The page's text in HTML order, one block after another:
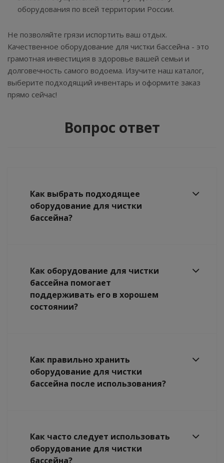
оборудования по всей территории России.
Не позволяйте грязи испортить ваш отдых.
Качественное оборудование для чистки бассейна - это
грамотная инвестиция в здоровье вашей семьи и
долговечность самого водоема. Изучите наш каталог,
выберите подходящий инвентарь и оформите заказ
прямо сейчас!
Вопрос ответ
Как выбрать подходящее
оборудование для чистки
бассейна?
Как оборудование для чистки
бассейна помогает
поддерживать его в хорошем
состоянии?
Как правильно хранить
оборудование для чистки
бассейна после использования?
Как часто следует использовать
оборудование для чистки
бассейна?